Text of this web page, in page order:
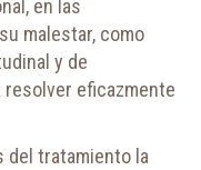
en las
malestar, como
y de
eficazmente
del tratamiento la